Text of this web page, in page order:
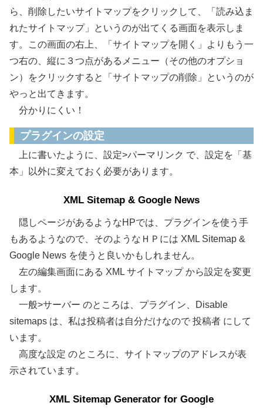
ら、削除したいサイトマップをクリックして、「読み込ま
れたサイトマップ」というのが出てくる画面を表示しま
す。この画面の右上、「サイトマップを開く」よりもう一
つ右の、縦に３つ点があるメニュー（その他のオプショ
ン）をクリックすると「サイトマップの削除」というのが
やっと出てきます。
分かりにくい！
プラグインの設定
上に書いたように、設定>パーマリンク で、設定を「基
本」以外に変えておく必要があります。
XML Sitemap & Google News
隠しページがあるようなHPでは、プラグインを使う手
もあるようなので、そのようなＨＰには XML Sitemap &
Google News を使うと良いかもしれません。
左の編集画面にある XML サイトマップ から設定を変更
します。
一般>サーバー のところは、プラグイン、Disable
sitemaps は、私は投稿者は自分だけなので 投稿者 にして
います。
高度な設定 のところに、サイトマップのアドレスが表
示されています。
XML Sitemap Generator for Google